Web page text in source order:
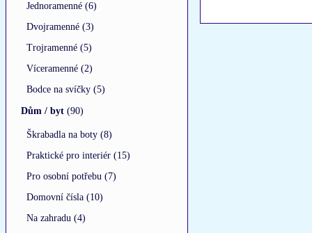
Jednoramenné (6)
Dvojramenné (3)
Trojramenné (5)
Víceramenné (2)
Bodce na svíčky (5)
Dům / byt (90)
Škrabadla na boty (8)
Praktické pro interiér (15)
Pro osobní potřebu (7)
Domovní čísla (10)
Na zahradu (4)